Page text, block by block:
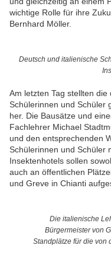
wichtige Rolle für ihre
Bernhard Möller.
Deutsch und italienische
Am letzten Tag stellten
Schülerinnen und Schüler
her. Die Bausätze und
Fachlehrer Michael
und den entsprechenden
Schülerinnen und Schüler
Insektenhotels sollen
auch an öffentlichen
und Greve in Chianti
Die italienische
Bürgermeister von
Standplätze für die von